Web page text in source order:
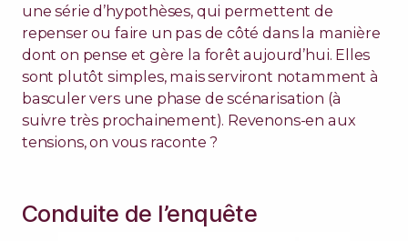
une série d’hypothèses, qui permettent de
repenser ou faire un pas de côté dans la manière
dont on pense et gère la forêt aujourd’hui. Elles
sont plutôt simples, mais serviront notamment à
basculer vers une phase de scénarisation (à
suivre très prochainement). Revenons-en aux
tensions, on vous raconte ?
Conduite de l’enquête